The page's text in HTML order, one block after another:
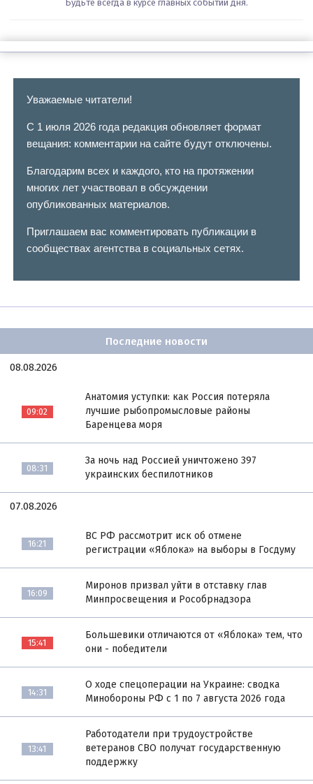
Будьте всегда в курсе главных событий дня.
Уважаемые читатели!
С 1 июля 2026 года редакция обновляет формат
вещания: комментарии на сайте будут отключены.
Благодарим всех и каждого, кто на протяжении
многих лет участвовал в обсуждении
опубликованных материалов.
Приглашаем вас комментировать публикации в
сообществах агентства в социальных сетях.
Последние новости
08.08.2026
09:02
Анатомия уступки: как Россия потеряла
лучшие рыбопромысловые районы
Баренцева моря
08:31
За ночь над Россией уничтожено 397
украинских беспилотников
07.08.2026
16:21
ВС РФ рассмотрит иск об отмене
регистрации «Яблока» на выборы в Госдуму
16:09
Миронов призвал уйти в отставку глав
Минпросвещения и Рособрнадзора
15:41
Большевики отличаются от «Яблока» тем, что
они - победители
14:31
О ходе спецоперации на Украине: сводка
Минобороны РФ с 1 по 7 августа 2026 года
13:41
Работодатели при трудоустройстве
ветеранов СВО получат государственную
поддержку